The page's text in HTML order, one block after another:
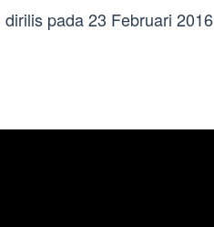
pada 23 Februari 2016